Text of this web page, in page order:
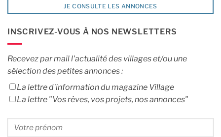
JE CONSULTE LES ANNONCES
INSCRIVEZ-VOUS À NOS NEWSLETTERS
Recevez par mail l'actualité des villages et/ou une
sélection des petites annonces :
La lettre d'information du magazine Village
La lettre "Vos rêves, vos projets, nos annonces"